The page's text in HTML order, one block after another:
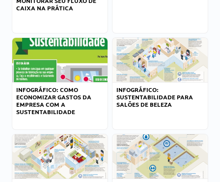
CAIXA NA PRÁTICA
INFOGRÁFICO: COMO
ECONOMIZAR GASTOS DA
EMPRESA COM A
SUSTENTABILIDADE
INFOGRÁFICO:
SUSTENTABILIDADE PARA
SALÕES DE BELEZA